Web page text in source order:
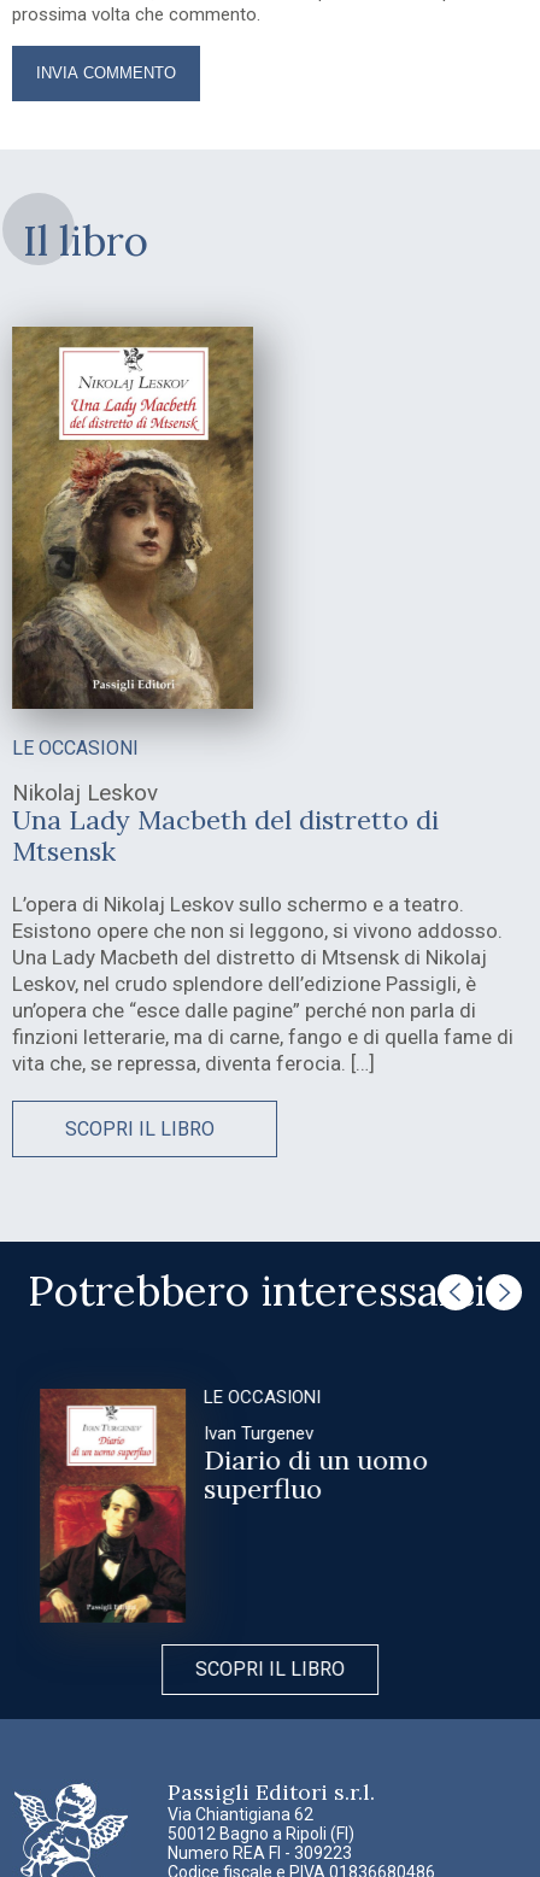
prossima volta che commento.
Il libro
LE OCCASIONI
Nikolaj Leskov
Una Lady Macbeth del distretto di
Mtsensk
L’opera di Nikolaj Leskov sullo schermo e a teatro.
Esistono opere che non si leggono, si vivono addosso.
Una Lady Macbeth del distretto di Mtsensk di Nikolaj
Leskov, nel crudo splendore dell’edizione Passigli, è
un’opera che “esce dalle pagine” perché non parla di
finzioni letterarie, ma di carne, fango e di quella fame di
vita che, se repressa, diventa ferocia. […]
SCOPRI IL LIBRO
Potrebbero interessarti
LE OCCASIONI
Ivan Turgenev
Diario di un uomo
superfluo
SCOPRI IL LIBRO
Passigli Editori s.r.l.
Via Chiantigiana 62
50012 Bagno a Ripoli (FI)
Numero REA FI - 309223
Codice fiscale e PIVA 01836680486